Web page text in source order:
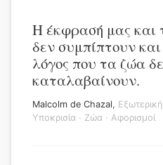
Η έκφρασή μας και
δεν συμπίπτουν
λόγος που τα ζώα
καταλαβαίνουν.
Malcolm de Chazal,
Υποκρισία · Ζώα · Αφορισμοί